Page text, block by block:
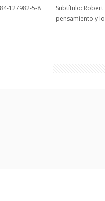
127982-5-8
Subtítulo: Robert
pensamiento y